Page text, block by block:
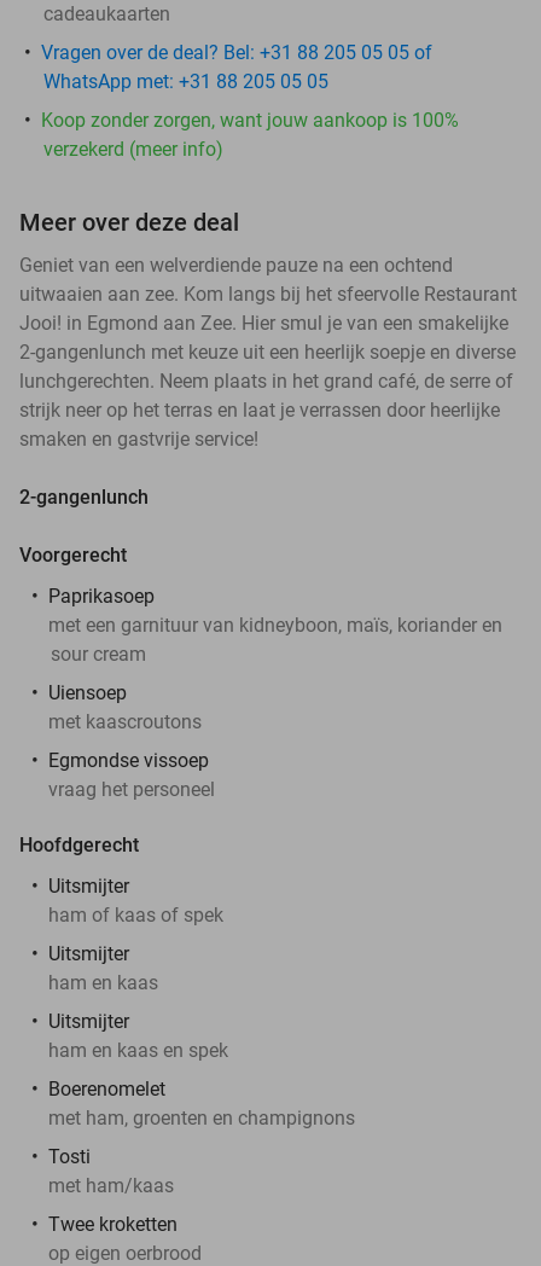
cadeaukaarten
Vragen over de deal? Bel: +31 88 205 05 05 of
WhatsApp met: +31 88 205 05 05
Koop zonder zorgen, want jouw aankoop is 100%
verzekerd (meer info)
Meer over deze deal
Geniet van een welverdiende pauze na een ochtend
uitwaaien aan zee. Kom langs bij het sfeervolle Restaurant
Jooi! in Egmond aan Zee. Hier smul je van een smakelijke
2-gangenlunch met keuze uit een heerlijk soepje en diverse
lunchgerechten. Neem plaats in het grand café, de serre of
strijk neer op het terras en laat je verrassen door heerlijke
smaken en gastvrije service!
2-gangenlunch
Voorgerecht
Paprikasoep
met een garnituur van kidneyboon, maïs, koriander en
sour cream
Uiensoep
met kaascroutons
Egmondse vissoep
vraag het personeel
Hoofdgerecht
Uitsmijter
ham of kaas of spek
Uitsmijter
ham en kaas
Uitsmijter
ham en kaas en spek
Boerenomelet
met ham, groenten en champignons
Tosti
met ham/kaas
Twee kroketten
op eigen oerbrood